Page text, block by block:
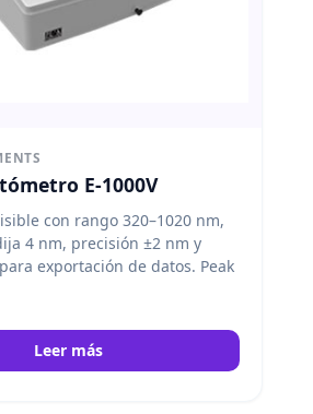
E-1000V
con rango 320–1020 nm,
4 nm, precisión ±2 nm y
exportación de datos. Peak
Leer más